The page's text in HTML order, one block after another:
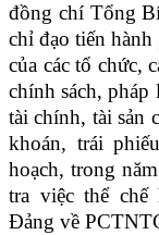
đồng chí Tổng
chỉ đạo tiến hành
của các tổ chức,
chính sách,
tài chính, tài sản
khoán, trái
hoạch, trong
tra việc thể chế
Đảng về